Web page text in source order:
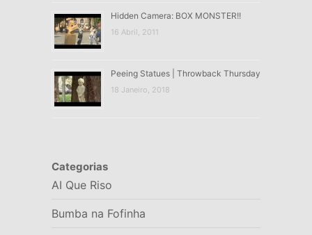
Hidden Camera: BOX MONSTER!!
16 Abril, 2011
Peeing Statues | Throwback Thursday
18 Janeiro, 2018
Categorias
AI Que Riso
Bumba na Fofinha